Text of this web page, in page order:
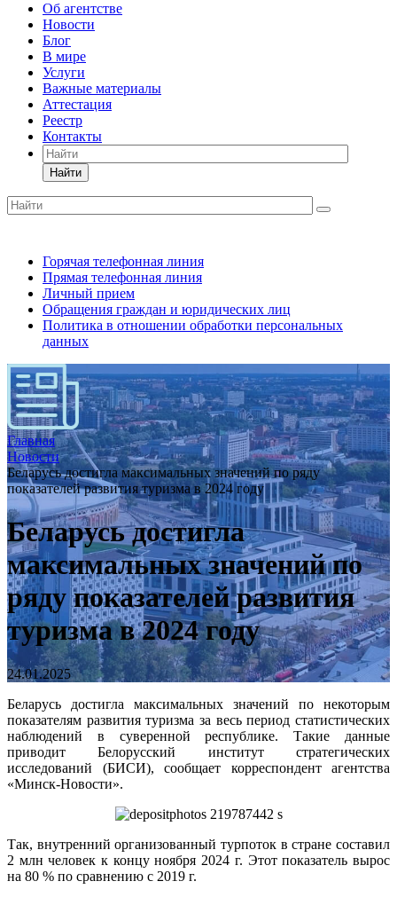
Об агентстве
Новости
Блог
В мире
Услуги
Важные материалы
Аттестация
Реестр
Контакты
Найти
Горячая телефонная линия
Прямая телефонная линия
Личный прием
Обращения граждан и юридических лиц
Политика в отношении обработки персональных
данных
Главная
Новости
Беларусь достигла максимальных значений по ряду
показателей развития туризма в 2024 году
Беларусь достигла
максимальных значений по
ряду показателей развития
туризма в 2024 году
24.01.2025
Беларусь достигла максимальных значений по некоторым
показателям развития туризма за весь период статистических
наблюдений в суверенной республике. Такие данные
приводит Белорусский институт стратегических
исследований (БИСИ), сообщает корреспондент агентства
«Минск-Новости».
Так, внутренний организованный турпоток в стране составил
2 млн человек к концу ноября 2024 г. Этот показатель вырос
на 80 % по сравнению с 2019 г.